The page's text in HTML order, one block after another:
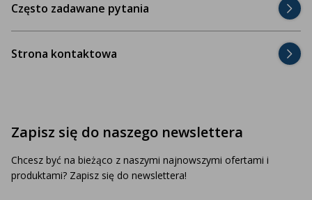
Często zadawane pytania
Strona kontaktowa
Zapisz się do naszego newslettera
Chcesz być na bieżąco z naszymi najnowszymi ofertami i
produktami? Zapisz się do newslettera!